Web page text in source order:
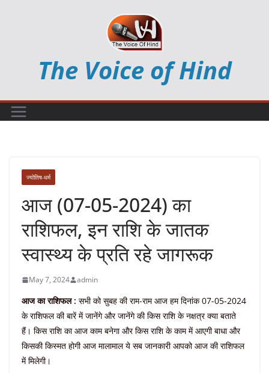
The Voice of Hind
ज्योतिष-धर्म
आज (07-05-2024) का
राशिफल, इन राशि के जातक
स्वास्थ्य के प्रति रहे जागरूक
May 7, 2024 admin
आज का राशिफल : सभी को सुबह की राम-राम आज हम दिनांक 07-05-2024
के राशिफल की बारें में जानेंगे और जानेंगे की किस राशि के नक्षत्र क्या बताते
हैं। किस राशि का आज काम बनेगा और किस राशि के काम में आएगी बाधा और
किसकी किस्मत होगी आज मालामाल ये सब जानकारी आपको आज की राशिफल
में मिलेगी।